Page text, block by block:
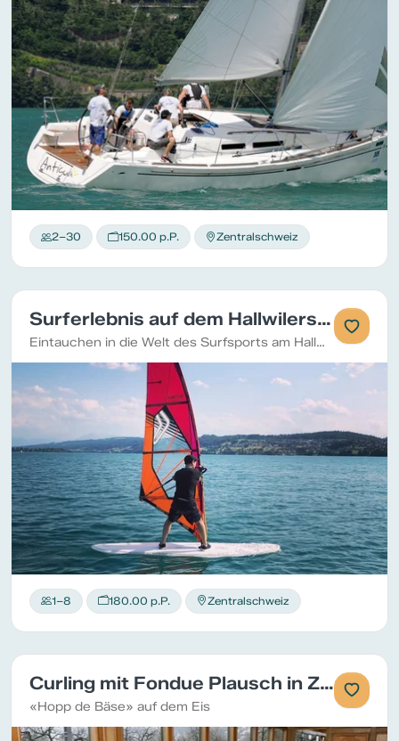
2–30 150.00 p.P. Zentralschweiz
Surferlebnis auf dem Hallwilersee
Eintauchen in die Welt des Surfsports am Hallwilersee
1–8 180.00 p.P. Zentralschweiz
Curling mit Fondue Plausch in Zug
«Hopp de Bäse» auf dem Eis